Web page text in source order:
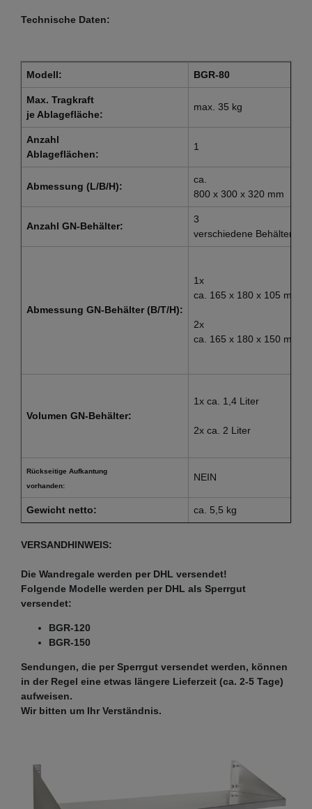
Technische Daten:
Modell: BGR-80
Max. Tragkraft
je Ablagefläche:
max. 35 kg
Anzahl
Ablageflächen:
1
Abmessung (L/B/H):
ca.
800 x 300 x 320 mm
Anzahl GN-Behälter:
3
verschiedene Behälter
Abmessung GN-Behälter (B/T/H):
1x
ca. 165 x 180 x 105 mm
2x
ca. 165 x 180 x 150 mm
Volumen GN-Behälter:
1x ca. 1,4 Liter
2x ca. 2 Liter
Rückseitige Aufkantung
vorhanden:
NEIN
Gewicht netto: ca. 5,5 kg
VERSANDHINWEIS:
Die Wandregale werden per DHL versendet!
Folgende Modelle werden per DHL als Sperrgut
versendet:
BGR-120
BGR-150
Sendungen, die per Sperrgut versendet werden, können
in der Regel eine etwas längere Lieferzeit (ca. 2-5 Tage)
aufweisen.
Wir bitten um Ihr Verständnis.